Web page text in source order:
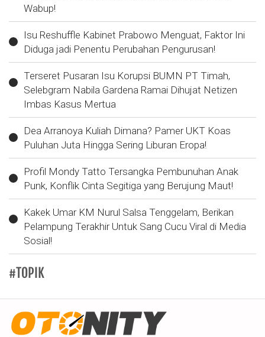
Wabup!
Isu Reshuffle Kabinet Prabowo Menguat, Faktor Ini
Diduga jadi Penentu Perubahan Pengurusan!
Terseret Pusaran Isu Korupsi BUMN PT Timah,
Selebgram Nabila Gardena Ramai Dihujat Netizen
Imbas Kasus Mertua
Dea Arranoya Kuliah Dimana? Pamer UKT Koas
Puluhan Juta Hingga Sering Liburan Eropa!
Profil Mondy Tatto Tersangka Pembunuhan Anak
Punk, Konflik Cinta Segitiga yang Berujung Maut!
Kakek Umar KM Nurul Salsa Tenggelam, Berikan
Pelampung Terakhir Untuk Sang Cucu Viral di Media
Sosial!
#TOPIK